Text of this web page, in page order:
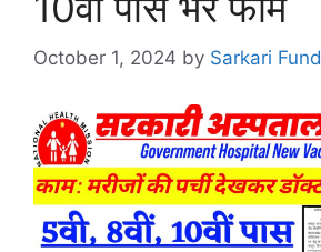
October 1, 2024 by Sarkari Fund